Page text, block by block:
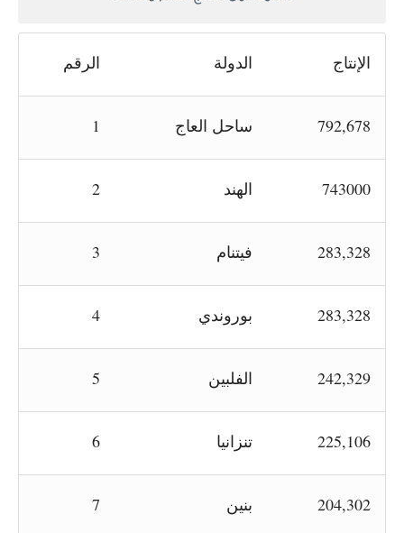
الإنتاج الدولة الرقم
792,678 ساحل العاج 1
743000 الهند 2
283,328 فيتنام 3
283,328 بوروندي 4
242,329 الفلبين 5
225,106 تنزانيا 6
204,302 بنين 7